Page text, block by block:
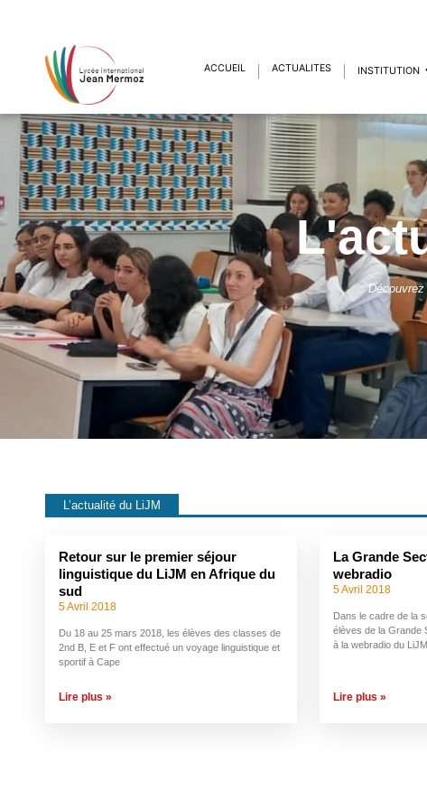
ACCUEIL ACTUALITÉS INSTITUTION
L’actualité du LiJM
Retour sur le premier séjour
linguistique du LiJM en Afrique du
sud
5 Avril 2018
Du 18 au 25 mars 2018, les élèves des classes de
2nd B, E et F ont effectué un voyage linguistique et
sportif à Cape
Lire plus »
La Grande
webradio
5 Avril 2018
Dans le cadre de la
élèves de la Grande
à la webradio du
Lire plus »